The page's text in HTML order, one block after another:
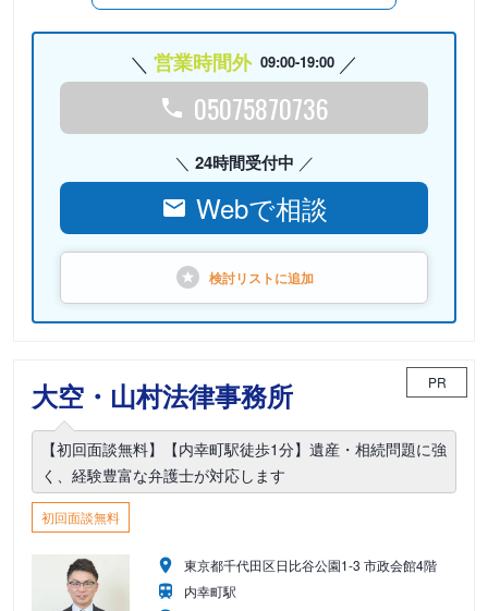
営業時間外 09:00-19:00
05075870736
24時間受付中
Webで相談
検討リストに追加
大空・山村法律事務所 PR
【初回面談無料】【内幸町駅徒歩1分】遺産・相続問題に強
く、経験豊富な弁護士が対応します
初回面談無料
東京都千代田区日比谷公園1-3 市政会館4階
内幸町駅